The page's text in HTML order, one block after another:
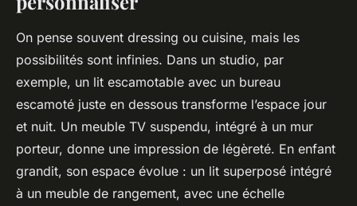
On pense souvent dressing ou cuisine, mais les
possibilités sont infinies. Dans un studio, par
exemple, un lit escamotable avec un bureau
escamoté juste en dessous transforme l’espace jour
et nuit. Un meuble TV suspendu, intégré à un mur
porteur, donne une impression de légèreté. En enfant
grandit, son espace évolue : un lit superposé intégré
à un meuble de rangement, avec une échelle